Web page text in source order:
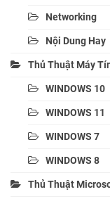
Networking
Nội Dung Hay
Thủ Thuật Máy
WINDOWS 10
WINDOWS 11
WINDOWS 7
WINDOWS 8
Thủ Thuật